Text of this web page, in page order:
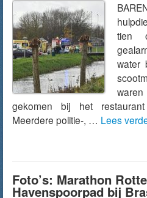
tien
water
gekomen bij het
Meerdere politie-, … Lees
Foto’s: Marathon
Havenspoorpad bij